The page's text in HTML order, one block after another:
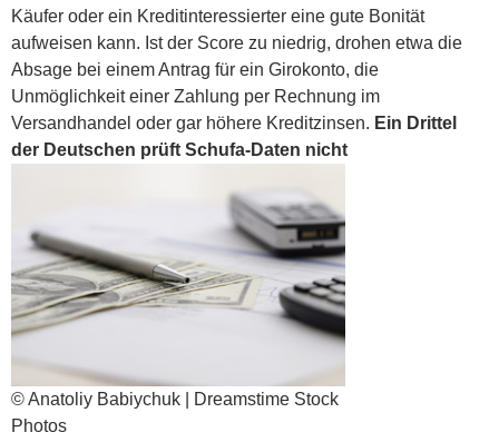
Käufer oder ein Kreditinteressierter eine gute Bonität
aufweisen kann. Ist der Score zu niedrig, drohen etwa die
Absage bei einem Antrag für ein Girokonto, die
Unmöglichkeit einer Zahlung per Rechnung im
Versandhandel oder gar höhere Kreditzinsen. Ein Drittel
der Deutschen prüft Schufa-Daten nicht
© Anatoliy Babiychuk | Dreamstime Stock
Photos